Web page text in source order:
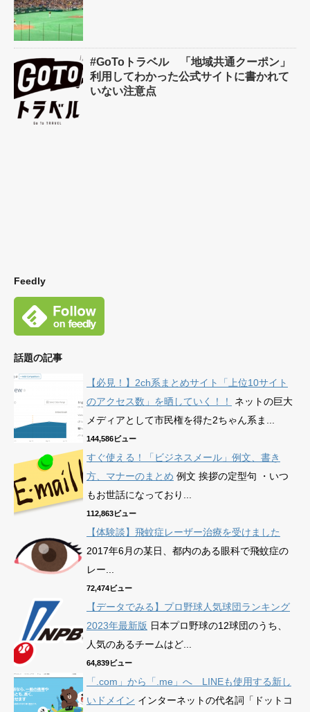
#GoToトラベル 「地域共通クーポン」
利用してわかった公式サイトに書かれて
いない注意点
Feedly
話題の記事
【必見！】2ch系まとめサイト「上位10サイト
のアクセス数」を晒していく！！
ネットの巨大
メディアとして市民権を得た2ちゃん系ま...
144,586ビュー
すぐ使える！「ビジネスメール」例文、書き
方、マナーのまとめ 例文 挨拶の定型句 ・いつ
もお世話になっており...
112,863ビュー
【体験談】飛蚊症レーザー治療を受けました
2017年6月の某日、都内のある眼科で飛蚊症の
レー...
72,474ビュー
【データでみる】プロ野球人気球団ランキング
2023年最新版 日本プロ野球の12球団のうち、
人気のあるチームはど...
64,839ビュー
「.com」から「.me」へ LINEも使用する新し
いドメイン インターネットの代名詞「ドットコ